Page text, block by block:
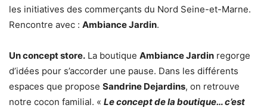
les initiatives des commerçants du Nord Seine-et-Marne.
Rencontre avec : Ambiance Jardin.
Un concept store. La boutique Ambiance Jardin regorge
d’idées pour s’accorder une pause. Dans les différents
espaces que propose Sandrine Dejardins, on retrouve
notre cocon familial. « Le concept de la boutique… c’est